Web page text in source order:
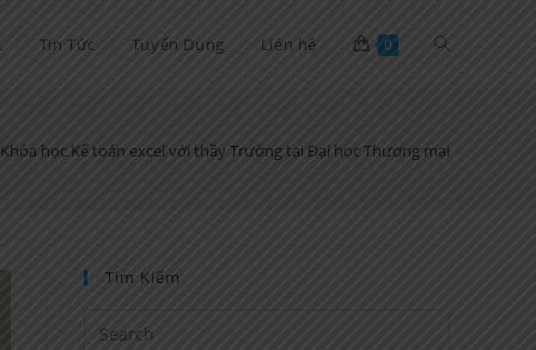
Tin Tức Tuyển Dụng Liên hệ 0 Toggle
Khóa học Kế toán excel với thầy Trường tại Đại học Thương mại
Tìm Kiếm